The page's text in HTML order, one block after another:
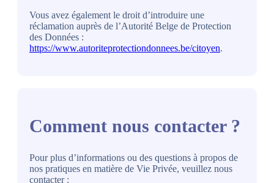
Vous avez également le droit d’introduire une
réclamation auprès de l’Autorité Belge de Protection
des Données :
https://www.autoriteprotectiondonnees.be/citoyen.
Comment nous contacter ?
Pour plus d’informations ou des questions à propos de
nos pratiques en matière de Vie Privée, veuillez nous
contacter :